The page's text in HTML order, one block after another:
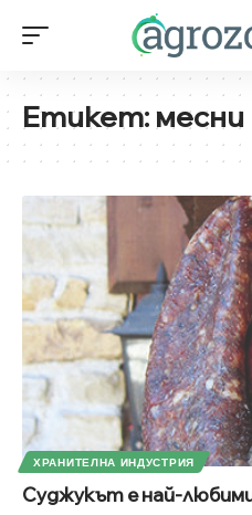
Етикет:месни
ХРАНИТЕЛНА ИНДУСТРИЯ
Суджукът е най-